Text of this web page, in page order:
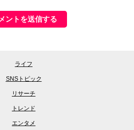
ライフ
SNSトピック
リサーチ
トレンド
エンタメ